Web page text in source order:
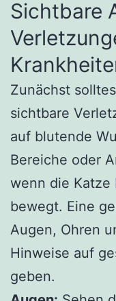
Sichtbare
Zunächst
sichtbare
auf blutende
Bereiche oder
wenn die Katze
bewegt. Eine
Augen, Ohren
Hinweise auf
geben.